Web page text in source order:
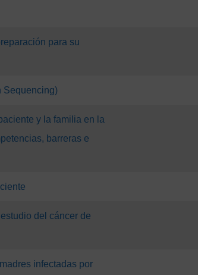
para su
Sequencing)
y la familia en la
barreras e
del cáncer de
infectadas por